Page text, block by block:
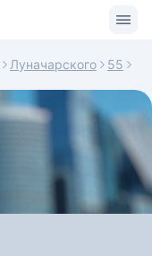
Луначарского 55